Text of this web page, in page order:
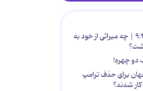
ساعت ۹:۴۰ | چه میراثی از خود به
دو چهره!
برای حذف ترامپ
شدند؟